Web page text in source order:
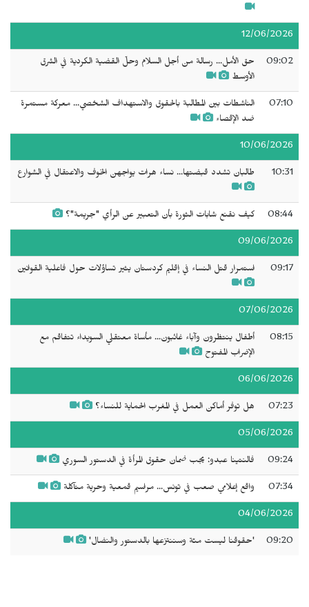
12/06/2026
09:02
حق الأمل... رسالة من أجل السلام وحلّ القضية الكردية في الشرق
الأوسط
07:10
الناشطات بين المطالبة بالحقوق والاستهداف الشخصي... معركة مستمرة
ضد الإقصاء
10/06/2026
10:31 طالبان تشدد قبضتها... نساء هرات يواجهن الخوف والاعتقال في الشوارع
08:44 كيف نقنع شابات الثورة بأن التعبير عن الرأي "جريمة"؟
09/06/2026
09:17 استمرار قتل النساء في إقليم كردستان يثير تساؤلات حول فاعلية القوانين
07/06/2026
08:15
أطفال ينتظرون وآباء غائبون... مأساة معتقلي السويداء تتفاقم مع
الإضراب المفتوح
06/06/2026
07:23 هل توفر أماكن العمل في المغرب الحماية للنساء؟
05/06/2026
09:24 فالنتينا عبدو: يجب ضمان حقوق المرأة في الدستور السوري
07:34 واقع إعلامي صعب في تونس... مراسيم قمعية وحرية متآكلة
04/06/2026
09:20 'حقوقنا ليست منّة وسننتزعها بالدستور والنضال'